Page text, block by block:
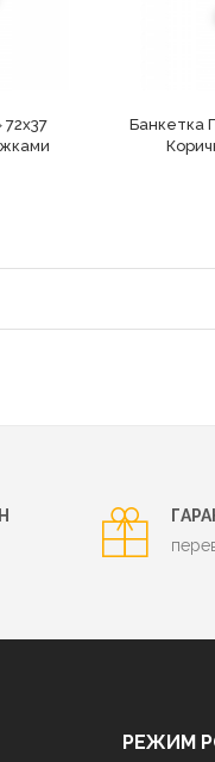
Банкетка
РЕЖИМ